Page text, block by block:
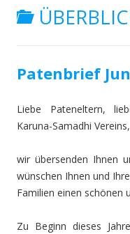
springen
Patenbrief
Liebe Pateneltern,
Karuna-Samadhi Vereins,
wir übersenden Ihnen
wünschen Ihnen und
Familien einen schönen
Zu Beginn dieses